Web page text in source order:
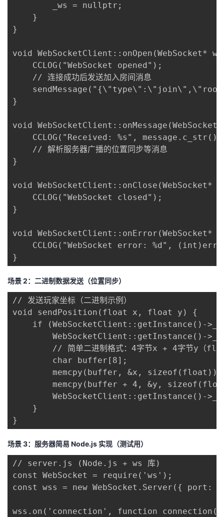
        _ws = nullptr;
    }
}
void WebSocketClient::onOpen(WebSocket*
    CCLOG("WebSocket opened");
    // 连接成功后发送加入房间消息
}
void
CCLOG("Received: %s",
    // 解析服务器广播的位置同步等消息
}
void WebSocketClient::onClose(WebSocket*
    CCLOG("WebSocket closed");
}
void
CCLOG("WebSocket error: %d",
}
场景 2：二进制数据发送（位置同步）
// 发送玩家坐标（二进制示例）
void sendPosition(float x, float y) {
if (WebSocketClient::getInstance()-
WebSocketClient::getInstance()-
// 简单二进制格式：4字节x + 4字节y（
        char buffer[8];
        memcpy(buffer, &x, sizeof(float));
memcpy(buffer + 4, &y,
WebSocketClient::getInstance()-
    }
}
场景 3：服务器简易 Node.js 实现（测试用）
// server.js (Node.js + ws 库)
const WebSocket = require('ws');
const wss = new WebSocket.Server({ port:
wss.on('connection', function